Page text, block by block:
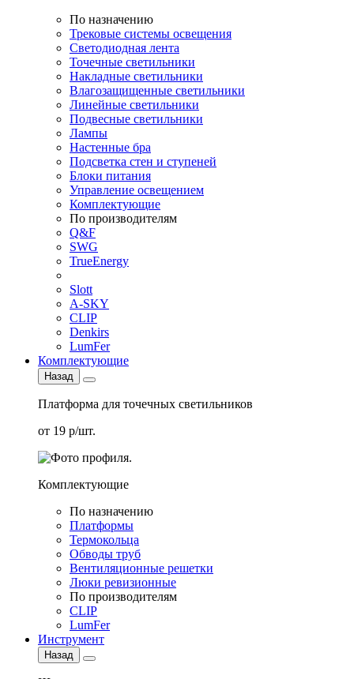
По назначению
Трековые системы освещения
Светодиодная лента
Точечные светильники
Накладные светильники
Влагозащищенные светильники
Линейные светильники
Подвесные светильники
Лампы
Настенные бра
Подсветка стен и ступеней
Блоки питания
Управление освещением
Комплектующие
По производителям
Q&F
SWG
TrueEnergy
Slott
A-SKY
CLIP
Denkirs
LumFer
Комплектующие
Назад
Платформа для точечных светильников
от 19 р/шт.
Комплектующие
По назначению
Платформы
Термокольца
Обводы труб
Вентиляционные решетки
Люки ревизионные
По производителям
CLIP
LumFer
Инструмент
Назад